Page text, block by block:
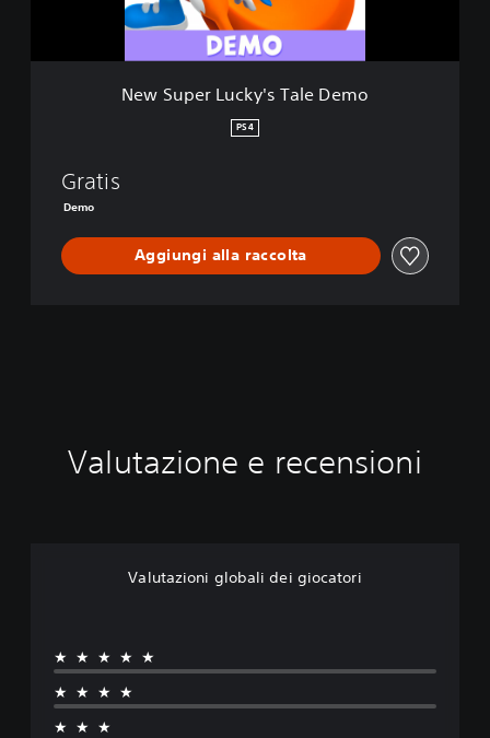
k
New Super Lucky's Tale Demo
PS4
Gratis
Demo
Aggiungi alla raccolta
Valutazione e recensioni
Valutazioni globali dei giocatori
★★★★★
★★★★
★★★